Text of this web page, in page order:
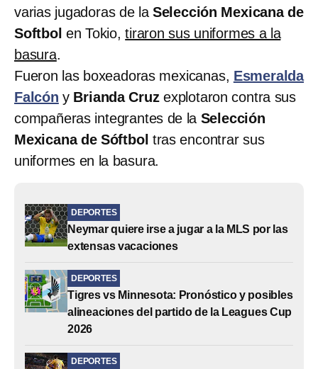
varias jugadoras de la Selección Mexicana de
Softbol en Tokio,tiraron sus uniformes a la
basura.
Fueron las boxeadoras mexicanas, Esmeralda
Falcón y Brianda Cruzexplotaron contra sus
compañeras integrantes de la Selección
Mexicana de Sóftbol tras encontrar sus
uniformes en la basura.
DEPORTES
Neymar quiere irse a jugar a la MLS por las
extensas vacaciones
DEPORTES
Tigres vs Minnesota: Pronóstico y posibles
alineaciones del partido de la Leagues Cup
2026
DEPORTES